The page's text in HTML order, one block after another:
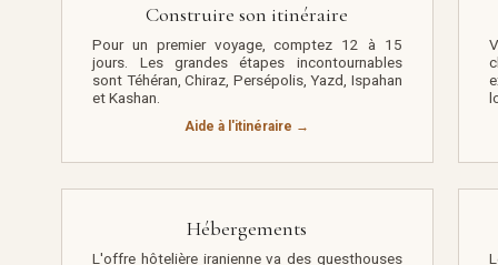
Construire son itinéraire
Pour un premier voyage, comptez 12 à 15
jours. Les grandes étapes incontournables
sont Téhéran, Chiraz, Persépolis, Yazd, Ispahan
et Kashan.
Aide à l'itinéraire →
Hébergements
L'offre hôtelière iranienne va des guesthouses